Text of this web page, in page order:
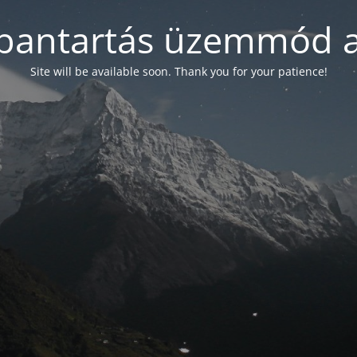
üzemmód
Site will be available soon. Thank you for your patience!